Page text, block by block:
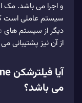
و اجرا می باشد. مک
سیستم عاملی است
از آن نیز پشتیبانی
می باشد؟